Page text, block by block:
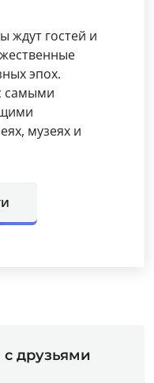
ждут гостей и
эпох.
самыми
музеях и
друзьями